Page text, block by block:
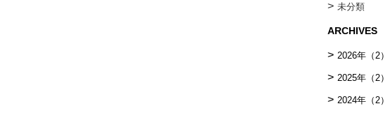
未分類
ARCHIVES
2026年（2）
2025年（2）
2024年（2）